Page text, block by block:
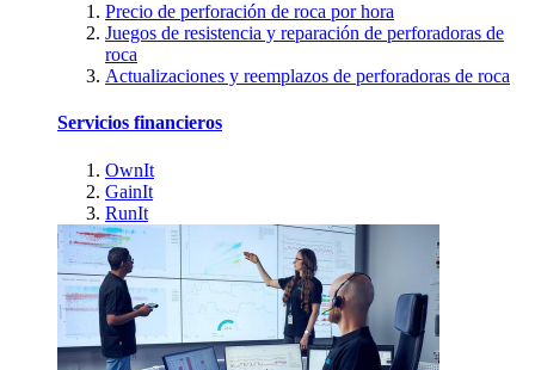
Precio de perforación de roca por hora
Juegos de resistencia y reparación de perforadoras de
roca
Actualizaciones y reemplazos de perforadoras de roca
Servicios financieros
OwnIt
GainIt
RunIt